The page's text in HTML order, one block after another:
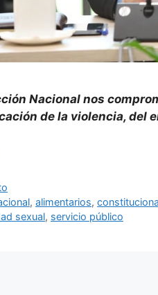
Nacional nos
de la violencia, del
,alimentarios,
sexual, servicio público